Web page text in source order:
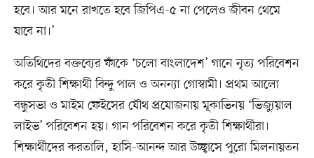
হবে। আর মনে রাখতে হবে জিপিএ-৫ না পেলেও জীবন থেমে
যাবে না।’
অতিথিদের বক্তব্যের ফাঁকে ‘চলো বাংলাদেশ’ গানে নৃত্য পরিবেশন
করে কৃতী শিক্ষার্থী বিন্দু পাল ও অনন্যা গোস্বামী। প্রথম আলো
বন্ধুসভা ও মাইম ফেইসের যৌথ প্রযোজনায় মূকাভিনয় ‘ভিজ্যুয়াল
লাইভ’ পরিবেশন হয়। গান পরিবেশন করে কৃতী শিক্ষার্থীরা।
শিক্ষার্থীদের করতালি, হাসি-আনন্দ আর উচ্ছ্বাসে পুরো মিলনায়তন